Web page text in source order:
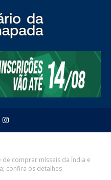
de comprar mísseis da Índia e
confira os detalhes